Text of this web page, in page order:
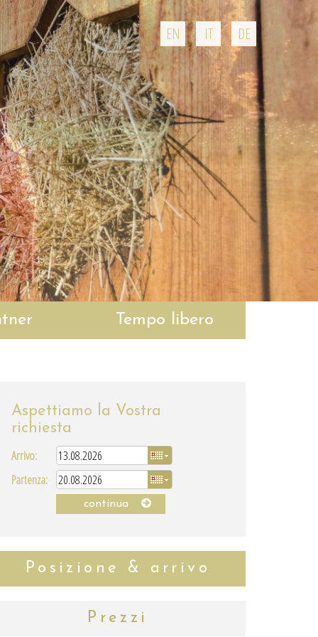
DE
IT
EN
Tempo libero
Aspettiamo la Vostra
richiesta
Arrivo:
Partenza:
continua
Posizione & arrivo
Prezzi